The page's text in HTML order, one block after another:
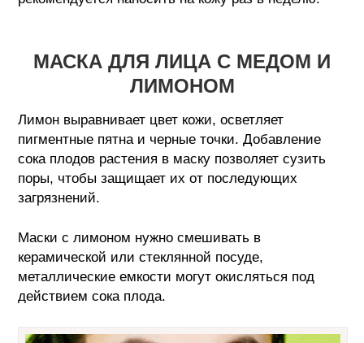
МАСКА ДЛЯ ЛИЦА С МЕДОМ И
ЛИМОНОМ
Лимон выравнивает цвет кожи, осветляет
пигментные пятна и черные точки. Добавление
сока плодов растения в маску позволяет сузить
поры, чтобы защищает их от последующих
загрязнений.
Маски с лимоном нужно смешивать в
керамической или стеклянной посуде,
металлические емкости могут окисляться под
действием сока плода.